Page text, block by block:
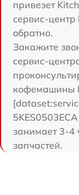
привезет
сервис-
обратно.
Закажите
сервис-
кофемашины
занимает 3-4
запчастей.